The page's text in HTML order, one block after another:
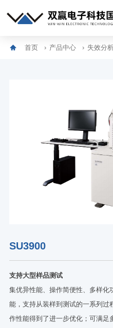
首页 产品中心 失效分
SU3900
支持大型样品测试
集优异性能、操作简便性、多样化
能，支持从装样到测试的一系列过
作性能得到了进一步优化；可满足